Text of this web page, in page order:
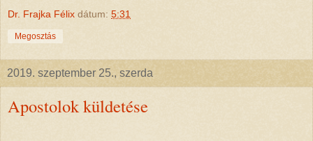
Dr. Frajka Félix dátum: 5:31
Megosztás
2019. szeptember 25., szerda
Apostolok küldetése